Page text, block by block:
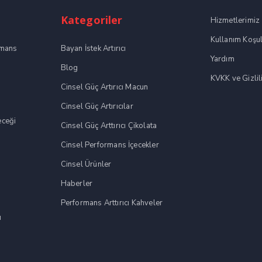
Kategoriler
Bayan İstek Artırıcı
Blog
Cinsel Güç Artırıcı Macun
Cinsel Güç Artırıcılar
Cinsel Güç Arttırıcı Çikolata
Cinsel Performans İçecekler
Cinsel Ürünler
Haberler
Performans Arttırıcı Kahveler
Hizmetlerimiz
Kullanım
Yardım
KVKK ve